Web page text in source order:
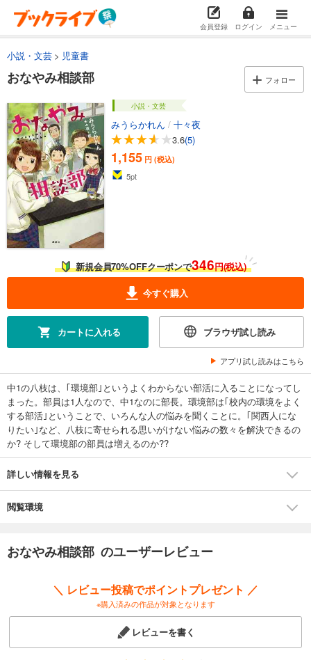
会員登録 ログイン メニュー
小説・文芸 児童書
おなやみ相談部 フォロー
小説・文芸
みうらかれん / 十々夜
3.6(5)
1,155 円 (税込)
5pt
新規会員70%OFFクーポンで346円(税込)
今すぐ購入
カートに入れる ブラウザ試し読み
アプリ試し読みはこちら
中1の八枝は、｢環境部｣というよくわからない部活に入ることになってし
まった。部員は1人なので、中1なのに部長。環境部は｢校内の環境をよく
する部活｣ということで、いろんな人の悩みを聞くことに。｢関西人にな
りたい｣など、八枝に寄せられる思いがけない悩みの数々を解決できるの
か? そして環境部の部員は増えるのか??
詳しい情報を見る
閲覧環境
おなやみ相談部 のユーザーレビュー
＼ レビュー投稿でポイントプレゼント ／
※購入済みの作品が対象となります
レビューを書く